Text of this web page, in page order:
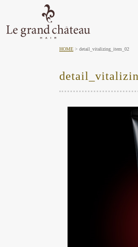
HOME detail_vitalizing_item_02